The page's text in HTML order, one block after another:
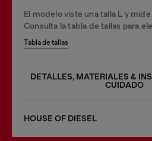
El modelo viste una talla L y mide
Consulta la tabla de tallas para
Tabla de tallas
DETALLES, MATERIALES &
CUIDADO
HOUSE OF DIESEL